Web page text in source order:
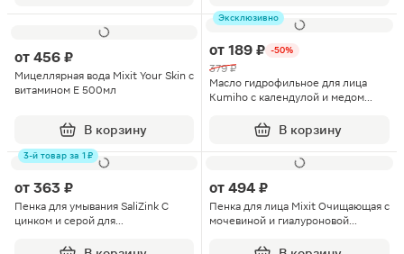
от 456 ₽
Мицеллярная вода Mixit Your Skin с
витамином Е 500мл
В корзину
Эксклюзивно
от 189 ₽ -50%
379 ₽
Масло гидрофильное для лица
Kumiho с календулой и медом
В корзину
3-й товар за 1 ₽
от 363 ₽
Пенка для умывания SaliZink С
цинком и серой для
от 494 ₽
Пенка для лица Mixit Очищающая с
мочевиной и гиалуроновой